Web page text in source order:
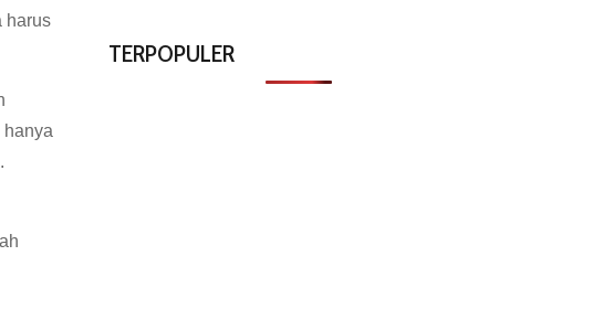
harus
hanya
TERPOPULER